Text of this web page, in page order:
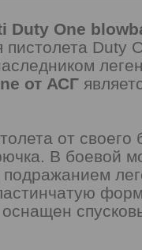
Duty One
Duty
от АСГ
от своего
В боевой
оснащен